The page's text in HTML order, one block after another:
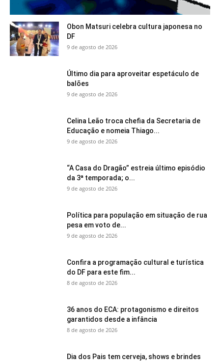
Obon Matsuri celebra cultura japonesa no
DF
9 de agosto de 2026
Último dia para aproveitar espetáculo de
balões
9 de agosto de 2026
Celina Leão troca chefia da Secretaria de
Educação e nomeia Thiago...
9 de agosto de 2026
“A Casa do Dragão” estreia último episódio
da 3ª temporada; o...
9 de agosto de 2026
Política para população em situação de rua
pesa em voto de...
9 de agosto de 2026
Confira a programação cultural e turística
do DF para este fim...
8 de agosto de 2026
36 anos do ECA: protagonismo e direitos
garantidos desde a infância
8 de agosto de 2026
Dia dos Pais tem cerveja, shows e brindes